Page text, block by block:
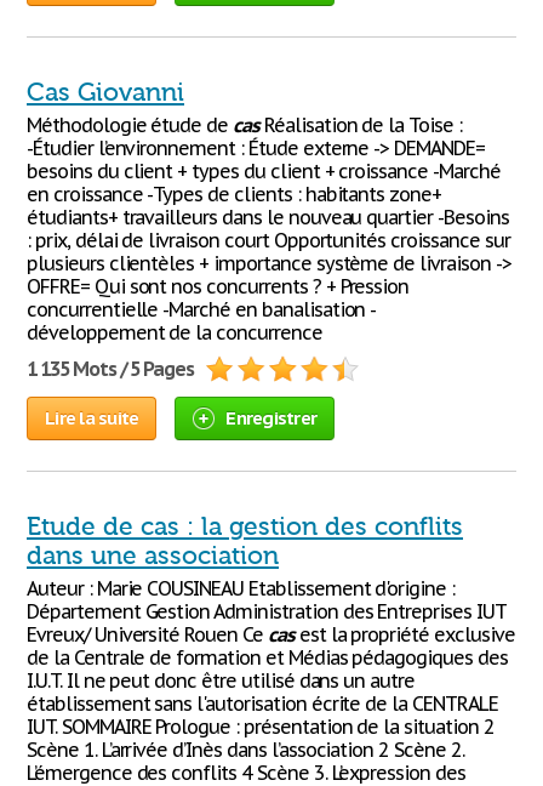
Cas Giovanni
Méthodologie étude de casRéalisation de la Toise :
-Étudier l’environnement : Étude externe -> DEMANDE=
besoins du client + types du client + croissance -Marché
en croissance -Types de clients : habitants zone+
étudiants+ travailleurs dans le nouveau quartier -Besoins
: prix, délai de livraison court Opportunités croissance sur
plusieurs clientèles + importance système de livraison ->
OFFRE= Qui sont nos concurrents ? + Pression
concurrentielle -Marché en banalisation -
développement de la concurrence
1 135 Mots / 5 Pages
Lire la suite Enregistrer
Etude de cas : la gestion des conflits
dans une association
Auteur : Marie COUSINEAU Etablissement d'origine :
Département Gestion Administration des Entreprises IUT
Evreux/ Université Rouen Ce casest la propriété exclusive
de la Centrale de formation et Médias pédagogiques des
I.U.T. Il ne peut donc être utilisé dans un autre
établissement sans l'autorisation écrite de la CENTRALE
IUT. SOMMAIRE Prologue : présentation de la situation 2
Scène 1. L’arrivée d’Inès dans l’association 2 Scène 2.
L’émergence des conflits 4 Scène 3. L’expression des